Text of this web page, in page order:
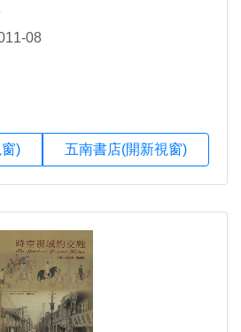
08
) 五南書店(開新視窗)